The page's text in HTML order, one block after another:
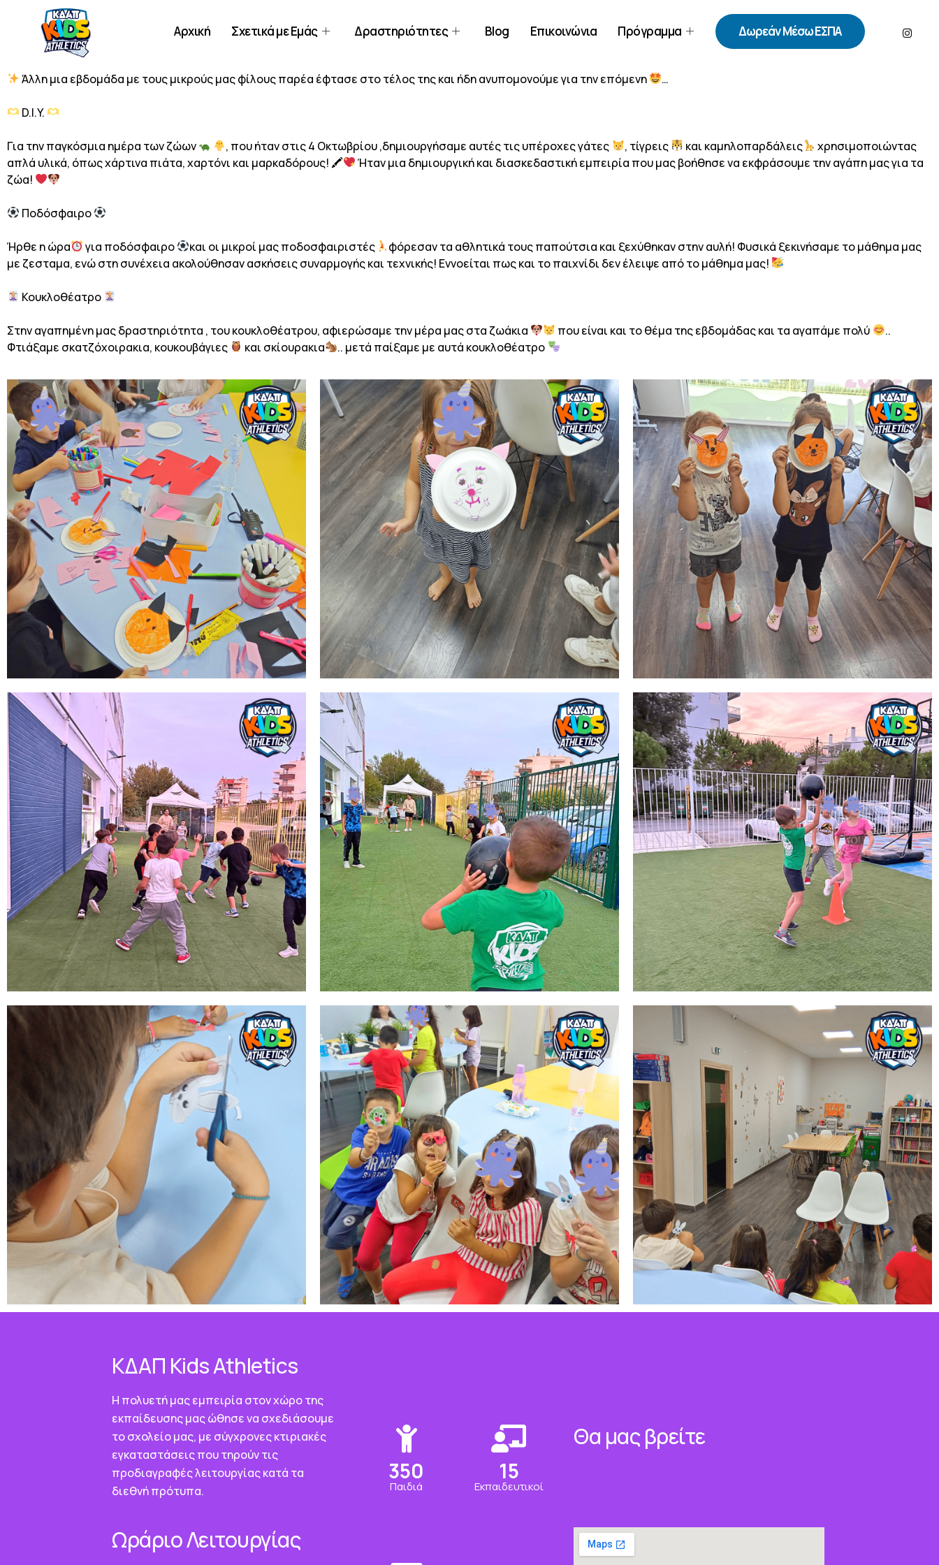
Αρχική Σχετικά με Εμάς Δραστηριότητες Blog Επικοινώνια Πρόγραμμα Δωρεάν Μέσω ΕΣΠΑ
Άλλη μια εβδομάδα με τους μικρούς μας φίλους παρέα έφτασε στο τέλος της και ήδη ανυπομονούμε για την επόμενη …
D.I.Y.
Για την παγκόσμια ημέρα των ζώων , που ήταν στις 4 Οκτωβρίου ,δημιουργήσαμε αυτές τις υπέροχες γάτες , τίγρεις και καμηλοπαρδάλεις
χρησιμοποιώντας
απλά υλικά, όπως χάρτινα πιάτα, χαρτόνι και μαρκαδόρους! 🖍
Ήταν μια δημιουργική και διασκεδαστική εμπειρία που μας βοήθησε να εκφράσουμε την αγάπη μας για τα
ζώα!
Ποδόσφαιρο
Ήρθε η ώρα για ποδόσφαιρο και οι μικροί μας ποδοσφαιριστές
φόρεσαν τα αθλητικά τους παπούτσια και ξεχύθηκαν στην αυλή! Φυσικά ξεκινήσαμε το μάθημα μας
με ζεσταμα, ενώ στη συνέχεια ακολούθησαν ασκήσεις συναρμογής και τεχνικής! Εννοείται πως και το παιχνίδι δεν έλειψε από το μάθημα μας!
Κουκλοθέατρο
Στην αγαπημένη μας δραστηριότητα , του κουκλοθέατρου, αφιερώσαμε την μέρα μας στα ζωάκια που είναι και το θέμα της εβδομάδας και τα αγαπάμε πολύ
..
Φτιάξαμε σκατζόχοιρακια, κουκουβάγιες
και σκίουρακια .. μετά παίξαμε με αυτά κουκλοθέατρο
ΚΔΑΠ Κids Athletics
Η πολυετή μας εμπειρία στον χώρο της
εκπαίδευσης μας ώθησε να σχεδιάσουμε
το σχολείο μας, με σύγχρονες κτιριακές
εγκαταστάσεις που τηρούν τις
προδιαγραφές λειτουργίας κατά τα
διεθνή πρότυπα.
Ωράριο Λειτουργίας
350
Παιδιά
15
Εκπαιδευτικοί
Θα μας βρείτε